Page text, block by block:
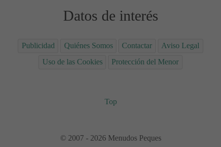
Datos de interés
Publicidad Quiénes Somos Contactar
Aviso Legal
Uso de las Cookies
Protección del Menor
Top
© 2007 - 2026 Menudos Peques